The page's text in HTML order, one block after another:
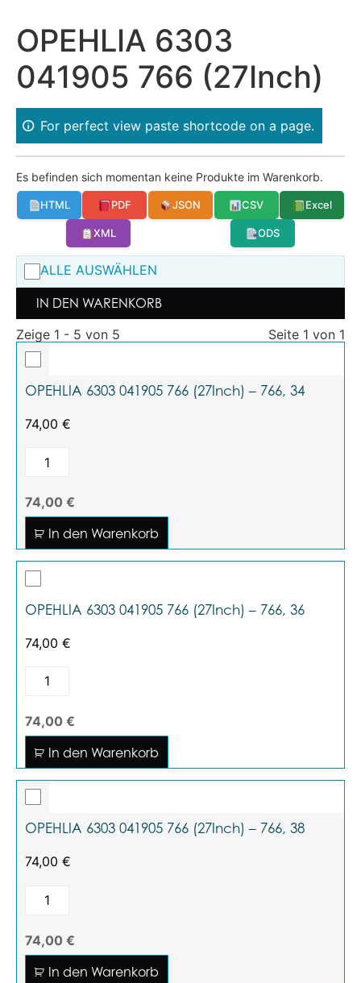
OPEHLIA 6303
041905 766 (27Inch)
For perfect view paste shortcode on a page.
Es befinden sich momentan keine Produkte im Warenkorb.
HTML PDF JSON CSV Excel
XML ODS
ALLE AUSWÄHLEN
IN DEN WARENKORB
Zeige 1 - 5 von 5
Seite 1 von 1
OPEHLIA 6303 041905 766 (27Inch) – 766, 34
74,00 €
74,00 €
In den Warenkorb
OPEHLIA 6303 041905 766 (27Inch) – 766, 36
74,00 €
74,00 €
In den Warenkorb
OPEHLIA 6303 041905 766 (27Inch) – 766, 38
74,00 €
74,00 €
In den Warenkorb